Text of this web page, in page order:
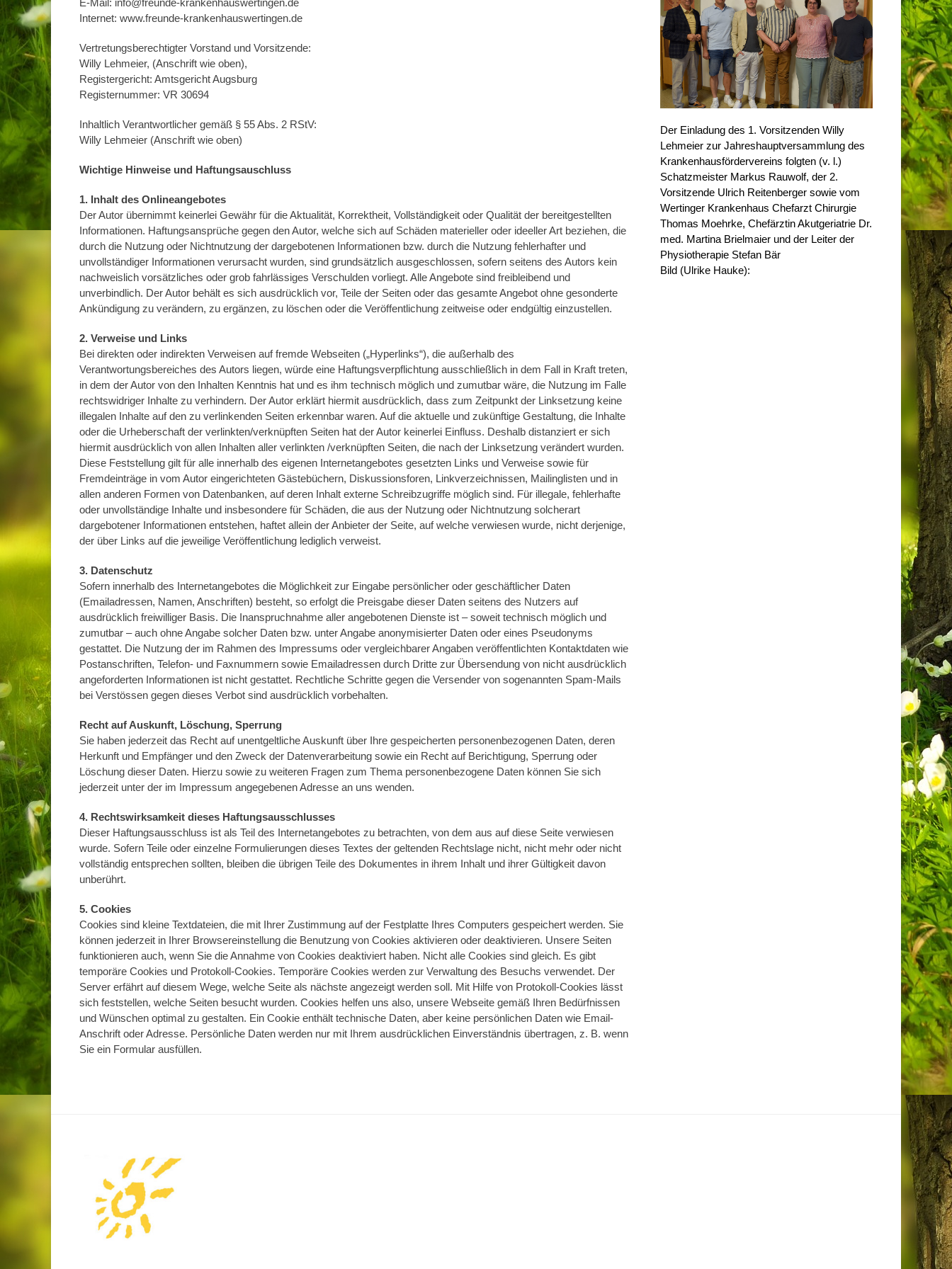
E-Mail: info@freunde-krankenhauswertingen.de
Internet: www.freunde-krankenhauswertingen.de
Vertretungsberechtigter Vorstand und Vorsitzende:
Willy Lehmeier, (Anschrift wie oben),
Registergericht: Amtsgericht Augsburg
Registernummer: VR 30694
Inhaltlich Verantwortlicher gemäß § 55 Abs. 2 RStV:
Willy Lehmeier (Anschrift wie oben)
Wichtige Hinweise und Haftungsauschluss
1. Inhalt des Onlineangebotes
Der Autor übernimmt keinerlei Gewähr für die Aktualität, Korrektheit, Vollständigkeit oder Qualität der bereitgestellten
Informationen. Haftungsansprüche gegen den Autor, welche sich auf Schäden materieller oder ideeller Art beziehen, die
durch die Nutzung oder Nichtnutzung der dargebotenen Informationen bzw. durch die Nutzung fehlerhafter und
unvollständiger Informationen verursacht wurden, sind grundsätzlich ausgeschlossen, sofern seitens des Autors kein
nachweislich vorsätzliches oder grob fahrlässiges Verschulden vorliegt. Alle Angebote sind freibleibend und
unverbindlich. Der Autor behält es sich ausdrücklich vor, Teile der Seiten oder das gesamte Angebot ohne gesonderte
Ankündigung zu verändern, zu ergänzen, zu löschen oder die Veröffentlichung zeitweise oder endgültig einzustellen.
2. Verweise und Links
Bei direkten oder indirekten Verweisen auf fremde Webseiten („Hyperlinks“), die außerhalb des
Verantwortungsbereiches des Autors liegen, würde eine Haftungsverpflichtung ausschließlich in dem Fall in Kraft treten,
in dem der Autor von den Inhalten Kenntnis hat und es ihm technisch möglich und zumutbar wäre, die Nutzung im Falle
rechtswidriger Inhalte zu verhindern. Der Autor erklärt hiermit ausdrücklich, dass zum Zeitpunkt der Linksetzung keine
illegalen Inhalte auf den zu verlinkenden Seiten erkennbar waren. Auf die aktuelle und zukünftige Gestaltung, die Inhalte
oder die Urheberschaft der verlinkten/verknüpften Seiten hat der Autor keinerlei Einfluss. Deshalb distanziert er sich
hiermit ausdrücklich von allen Inhalten aller verlinkten /verknüpften Seiten, die nach der Linksetzung verändert wurden.
Diese Feststellung gilt für alle innerhalb des eigenen Internetangebotes gesetzten Links und Verweise sowie für
Fremdeinträge in vom Autor eingerichteten Gästebüchern, Diskussionsforen, Linkverzeichnissen, Mailinglisten und in
allen anderen Formen von Datenbanken, auf deren Inhalt externe Schreibzugriffe möglich sind. Für illegale, fehlerhafte
oder unvollständige Inhalte und insbesondere für Schäden, die aus der Nutzung oder Nichtnutzung solcherart
dargebotener Informationen entstehen, haftet allein der Anbieter der Seite, auf welche verwiesen wurde, nicht derjenige,
der über Links auf die jeweilige Veröffentlichung lediglich verweist.
3. Datenschutz
Sofern innerhalb des Internetangebotes die Möglichkeit zur Eingabe persönlicher oder geschäftlicher Daten
(Emailadressen, Namen, Anschriften) besteht, so erfolgt die Preisgabe dieser Daten seitens des Nutzers auf
ausdrücklich freiwilliger Basis. Die Inanspruchnahme aller angebotenen Dienste ist – soweit technisch möglich und
zumutbar – auch ohne Angabe solcher Daten bzw. unter Angabe anonymisierter Daten oder eines Pseudonyms
gestattet. Die Nutzung der im Rahmen des Impressums oder vergleichbarer Angaben veröffentlichten Kontaktdaten wie
Postanschriften, Telefon- und Faxnummern sowie Emailadressen durch Dritte zur Übersendung von nicht ausdrücklich
angeforderten Informationen ist nicht gestattet. Rechtliche Schritte gegen die Versender von sogenannten Spam-Mails
bei Verstössen gegen dieses Verbot sind ausdrücklich vorbehalten.
Recht auf Auskunft, Löschung, Sperrung
Sie haben jederzeit das Recht auf unentgeltliche Auskunft über Ihre gespeicherten personenbezogenen Daten, deren
Herkunft und Empfänger und den Zweck der Datenverarbeitung sowie ein Recht auf Berichtigung, Sperrung oder
Löschung dieser Daten. Hierzu sowie zu weiteren Fragen zum Thema personenbezogene Daten können Sie sich
jederzeit unter der im Impressum angegebenen Adresse an uns wenden.
4. Rechtswirksamkeit dieses Haftungsausschlusses
Dieser Haftungsausschluss ist als Teil des Internetangebotes zu betrachten, von dem aus auf diese Seite verwiesen
wurde. Sofern Teile oder einzelne Formulierungen dieses Textes der geltenden Rechtslage nicht, nicht mehr oder nicht
vollständig entsprechen sollten, bleiben die übrigen Teile des Dokumentes in ihrem Inhalt und ihrer Gültigkeit davon
unberührt.
5. Cookies
Cookies sind kleine Textdateien, die mit Ihrer Zustimmung auf der Festplatte Ihres Computers gespeichert werden. Sie
können jederzeit in Ihrer Browsereinstellung die Benutzung von Cookies aktivieren oder deaktivieren. Unsere Seiten
funktionieren auch, wenn Sie die Annahme von Cookies deaktiviert haben. Nicht alle Cookies sind gleich. Es gibt
temporäre Cookies und Protokoll-Cookies. Temporäre Cookies werden zur Verwaltung des Besuchs verwendet. Der
Server erfährt auf diesem Wege, welche Seite als nächste angezeigt werden soll. Mit Hilfe von Protokoll-Cookies lässt
sich feststellen, welche Seiten besucht wurden. Cookies helfen uns also, unsere Webseite gemäß Ihren Bedürfnissen
und Wünschen optimal zu gestalten. Ein Cookie enthält technische Daten, aber keine persönlichen Daten wie Email-
Anschrift oder Adresse. Persönliche Daten werden nur mit Ihrem ausdrücklichen Einverständnis übertragen, z. B. wenn
Sie ein Formular ausfüllen.
Der Einladung des 1. Vorsitzenden Willy
Lehmeier zur Jahreshauptversammlung des
Krankenhausfördervereins folgten (v. l.)
Schatzmeister Markus Rauwolf, der 2.
Vorsitzende Ulrich Reitenberger sowie vom
Wertinger Krankenhaus Chefarzt Chirurgie
Thomas Moehrke, Chefärztin Akutgeriatrie Dr.
med. Martina Brielmaier und der Leiter der
Physiotherapie Stefan Bär
Bild (Ulrike Hauke):